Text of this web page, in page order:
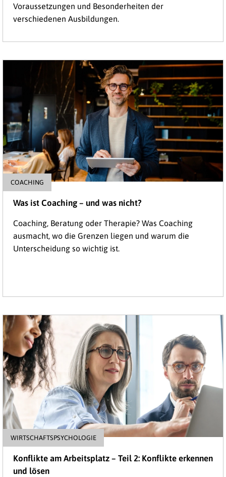
Voraussetzungen und Besonderheiten der
verschiedenen Ausbildungen.
COACHING
Was ist Coaching – und was nicht?
Coaching, Beratung oder Therapie? Was Coaching
ausmacht, wo die Grenzen liegen und warum die
Unterscheidung so wichtig ist.
WIRTSCHAFTSPSYCHOLOGIE
Konflikte am Arbeitsplatz – Teil 2: Konflikte erkennen
und lösen